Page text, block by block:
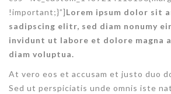
!important;}”]Lorem ipsum dolor sit
sadipscing elitr, sed diam nonumy
invidunt ut labore et dolore magna
diam voluptua.
At vero eos et accusam et justo duo
Sed ut perspiciatis unde omnis iste